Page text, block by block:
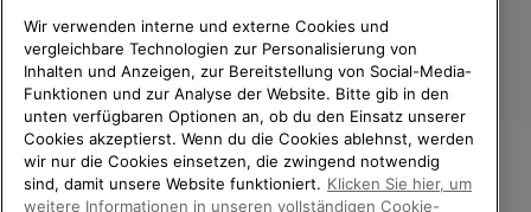
Österreich
WILLKOMMEN BEI SOREL.
Wir verwenden interne und externe Cookies und
vergleichbare Technologien zur Personalisierung von
Inhalten und Anzeigen, zur Bereitstellung von Social-Media-
Funktionen und zur Analyse der Website. Bitte gib in den
unten verfügbaren Optionen an, ob du den Einsatz unserer
Cookies akzeptierst. Wenn du die Cookies ablehnst, werden
wir nur die Cookies einsetzen, die zwingend notwendig
sind, damit unsere Website funktioniert. Klicken Sie hier, um
weitere Informationen in unseren vollständigen Cookie-